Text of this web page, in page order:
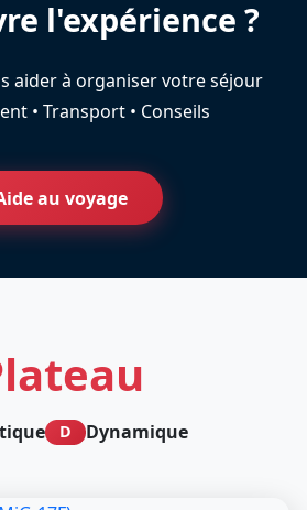
l'expérience ?
aider à organiser votre séjour
• Transport • Conseils
au voyage
D Dynamique